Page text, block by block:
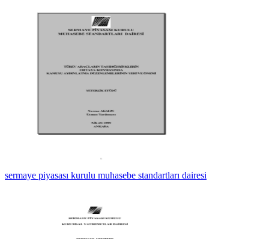
sermaye piyasası kurulu muhasebe standartları dairesi